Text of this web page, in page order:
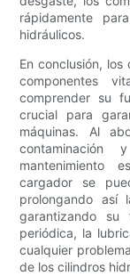
rápidamente
hidráulicos.
En conclusión,
componentes
comprender su
crucial para
máquinas. Al
mantenimiento
cargador se
prolongando
garantizando su
periódica, la
cualquier
de los cilindros